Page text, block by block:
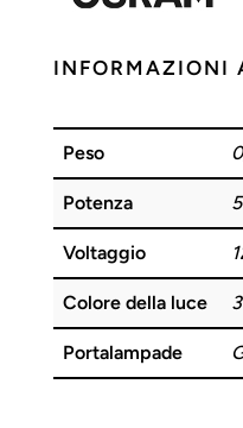
GY6.35
quantità
INFORMAZIONI
Peso
Potenza
Voltaggio
Colore della luce
Portalampade